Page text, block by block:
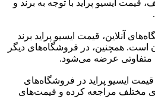
قیمت ایسیو پراید با توجه به برند و
آنلاین، قیمت ایسیو پراید برند
. همچنین، در فروشگاه‌های دیگر
متفاوتی عرضه می‌شود.
قیمت ایسیو پراید در فروشگاه‌های
مختلف مراجعه کرده و قیمت‌های